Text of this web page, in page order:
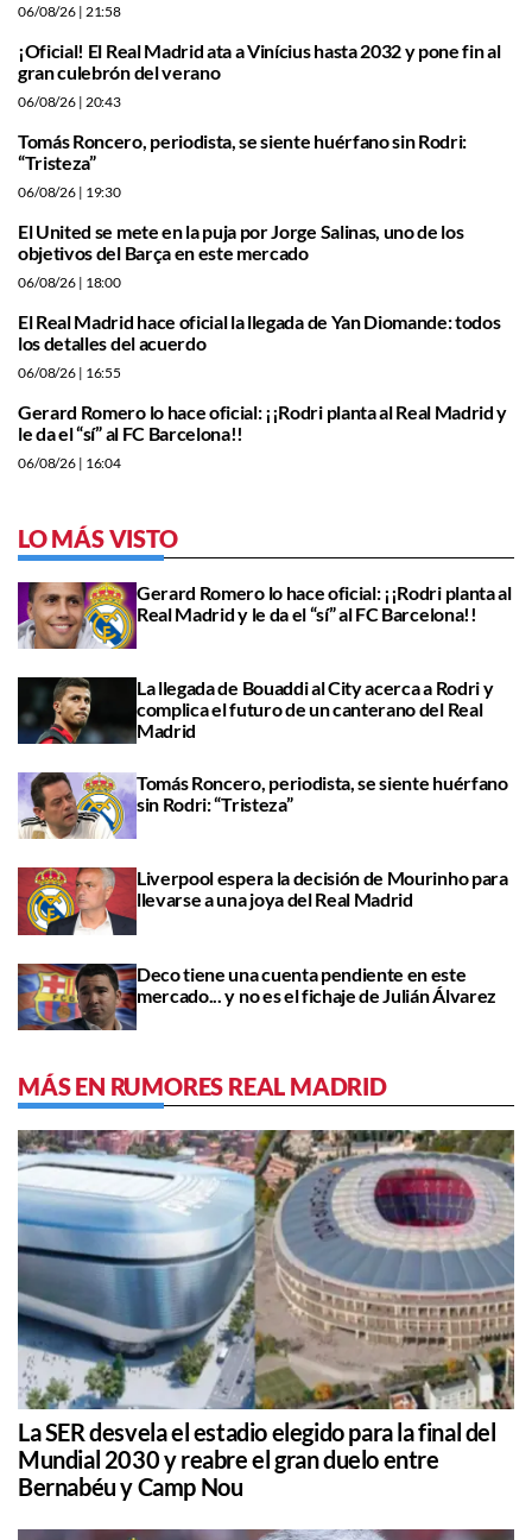
06/08/26 | 21:58
¡Oficial! El Real Madrid ata a Vinícius hasta 2032 y pone fin al
gran culebrón del verano
06/08/26 | 20:43
Tomás Roncero, periodista, se siente huérfano sin Rodri:
“Tristeza”
06/08/26 | 19:30
El United se mete en la puja por Jorge Salinas, uno de los
objetivos del Barça en este mercado
06/08/26 | 18:00
El Real Madrid hace oficial la llegada de Yan Diomande: todos
los detalles del acuerdo
06/08/26 | 16:55
Gerard Romero lo hace oficial: ¡¡Rodri planta al Real Madrid y
le da el “sí” al FC Barcelona!!
06/08/26 | 16:04
LO MÁS VISTO
Gerard Romero lo hace oficial: ¡¡Rodri planta al
Real Madrid y le da el “sí” al FC Barcelona!!
La llegada de Bouaddi al City acerca a Rodri y
complica el futuro de un canterano del Real
Madrid
Tomás Roncero, periodista, se siente huérfano
sin Rodri: “Tristeza”
Liverpool espera la decisión de Mourinho para
llevarse a una joya del Real Madrid
Deco tiene una cuenta pendiente en este
mercado... y no es el fichaje de Julián Álvarez
MÁS EN RUMORES REAL MADRID
La SER desvela el estadio elegido para la final del
Mundial 2030 y reabre el gran duelo entre
Bernabéu y Camp Nou